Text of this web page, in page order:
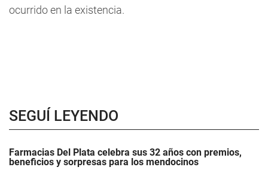
ocurrido en la existencia.
SEGUÍ LEYENDO
Farmacias Del Plata celebra sus 32 años con premios,
beneficios y sorpresas para los mendocinos